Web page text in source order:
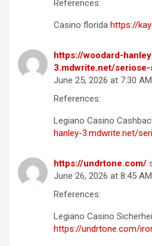
References:
Casino florida https://
https://woodard-
3.mdwrite.net/
June 25, 2026 at 7:30 AM
References:
Legiano Casino
hanley-3.mdwrite.net/
https://undrtone.com/
June 26, 2026 at 8:45 AM
References:
Legiano Casino
https://undrtone.com/